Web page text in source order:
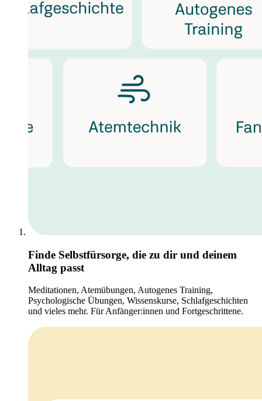
Finde Selbstfürsorge, die zu dir und deinem
Alltag passt
Meditationen, Atemübungen, Autogenes Training,
Psychologische Übungen, Wissenskurse, Schlafgeschichten
und vieles mehr. Für Anfänger:innen und Fortgeschrittene.